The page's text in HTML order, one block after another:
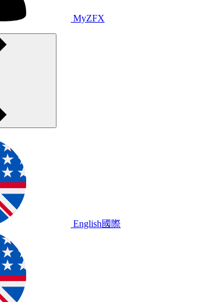
MyZFX
English國際